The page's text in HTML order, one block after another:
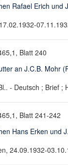
Rafael Erich
Blatt 240
an J.C.B. Mohr
- Deutsch ; Brief ;
Blatt 241-242
Hans Erken und
24.09.1932-